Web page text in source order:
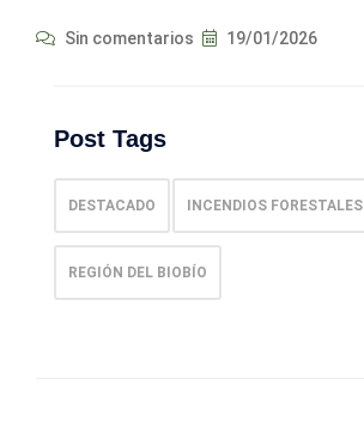
Sin comentarios 19/01/2026
Post Tags
DESTACADO INCENDIOS FORESTALES
REGIÓN DEL BIOBÍO